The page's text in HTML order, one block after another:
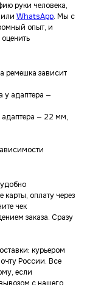
руки человека,
или WhatsApp. Мы с
опыт, и
ремешка зависит
адаптера —
— 22 мм,
оплату через
чек
заказа. Сразу
курьером
России. Все
если